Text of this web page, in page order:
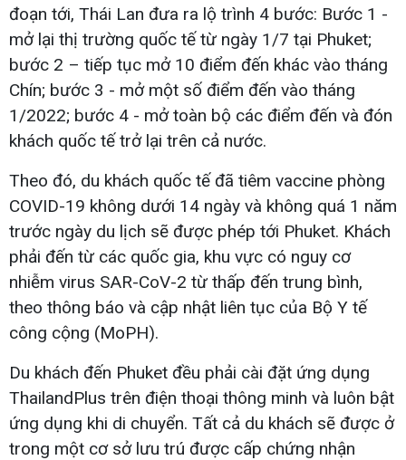
đoạn tới, Thái Lan đưa ra lộ trình 4 bước: Bước 1 -
mở lại thị trường quốc tế từ ngày 1/7 tại Phuket;
bước 2 – tiếp tục mở 10 điểm đến khác vào tháng
Chín; bước 3 - mở một số điểm đến vào tháng
1/2022; bước 4 - mở toàn bộ các điểm đến và đón
khách quốc tế trở lại trên cả nước.
Theo đó, du khách quốc tế đã tiêm vaccine phòng
COVID-19 không dưới 14 ngày và không quá 1 năm
trước ngày du lịch sẽ được phép tới Phuket. Khách
phải đến từ các quốc gia, khu vực có nguy cơ
nhiễm virus SAR-CoV-2 từ thấp đến trung bình,
theo thông báo và cập nhật liên tục của Bộ Y tế
công cộng (MoPH).
Du khách đến Phuket đều phải cài đặt ứng dụng
ThailandPlus trên điện thoại thông minh và luôn bật
ứng dụng khi di chuyển. Tất cả du khách sẽ được ở
trong một cơ sở lưu trú được cấp chứng nhận